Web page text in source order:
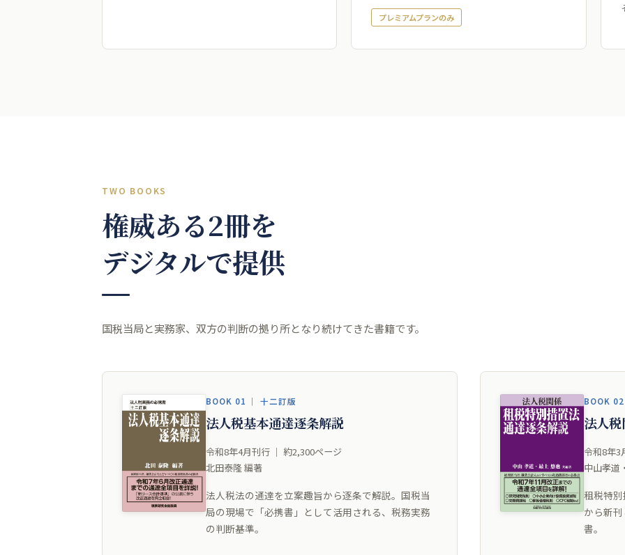
プレミアムプランのみ
TWO BOOKS
権威ある2冊を
デジタルで提供
国税当局と実務家、双方の判断の拠り所となり続けてきた書籍です。
BOOK 01 ｜ 十二訂版
法人税基本通達逐条解説
令和8年4月刊行 ｜ 約2,300ページ
北田泰隆 編著
法人税法の通達を立案趣旨から逐条で解説。国税当
局の現場で「必携書」として活用される、税務実務
の判断基準。
BOOK
法人
令和8年3
中山孝道
租税特
から新
書。